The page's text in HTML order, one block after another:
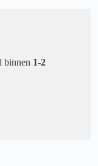
binnen 1-2